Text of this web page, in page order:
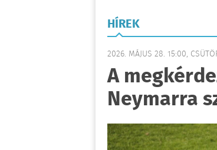
HÍREK
2026. MÁJUS 28. 15:00,
A
Neymarra